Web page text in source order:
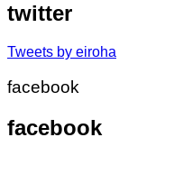
twitter
Tweets by eiroha
facebook
facebook